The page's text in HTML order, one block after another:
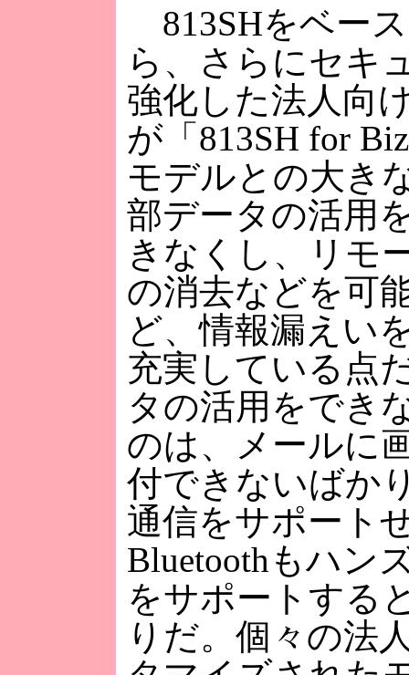
813SHをベー
ら、さらにセキ
強化した法人向
が「813SH for
モデルとの大き
部データの活用
きなくし、リモ
の消去などを可
ど、情報漏えい
充実している点
タの活用をでき
のは、メールに
付できないばか
通信をサポート
Bluetoothもハン
をサポートする
りだ。個々の法